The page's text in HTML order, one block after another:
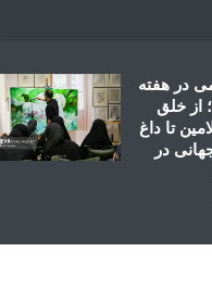
در هفته
از خلق
تا داغ
در